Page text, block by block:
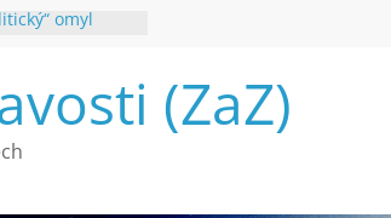
omyl
webu Záhady
vymírání na
(ZaZ)